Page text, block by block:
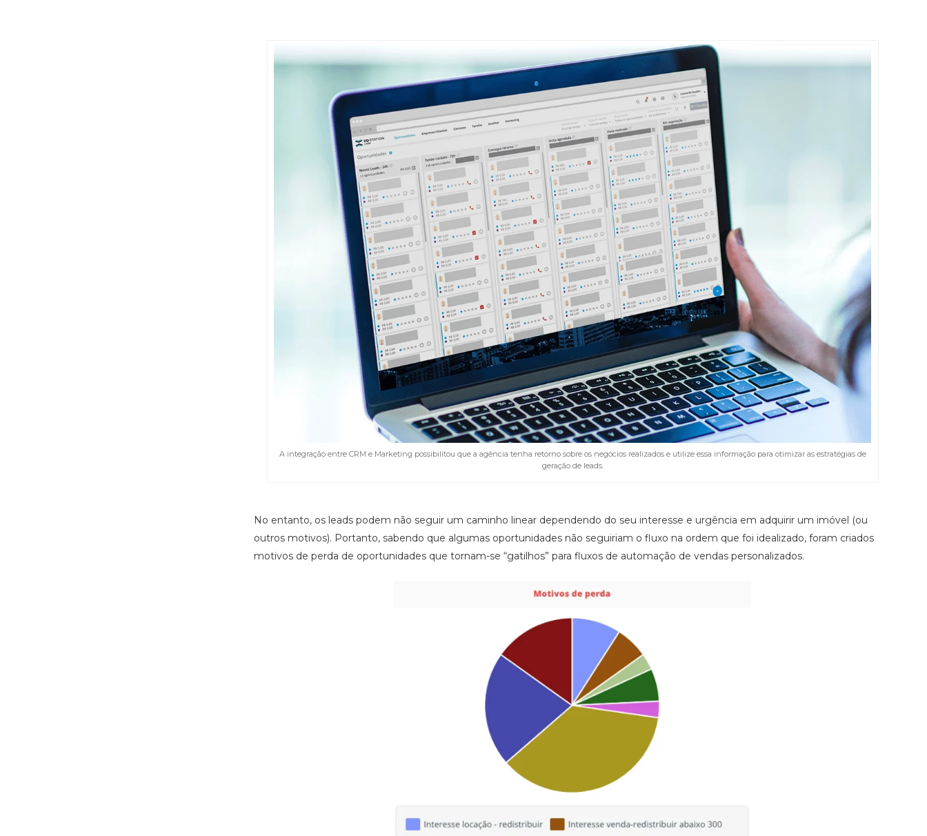
A integração entre CRM e Marketing possibilitou que a agência tenha retorno sobre os negócios realizados e utilize essa informação para otimizar as estratégias de
geração de leads.
No entanto, os leads podem não seguir um caminho linear dependendo do seu interesse e urgência em adquirir um imóvel (ou
outros motivos). Portanto, sabendo que algumas oportunidades não seguiriam o fluxo na ordem que foi idealizado, foram criados
motivos de perda de oportunidades que tornam-se “gatilhos” para fluxos de automação de vendas personalizados.